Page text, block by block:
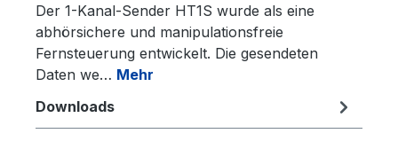
Der 1-Kanal-Sender HT1S wurde als eine
abhörsichere und manipulationsfreie
Fernsteuerung entwickelt. Die gesendeten
Daten we… Mehr
Downloads